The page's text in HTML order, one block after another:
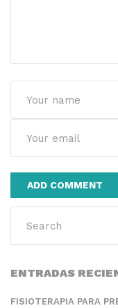
ENTRADAS
FISIOTERAPIA PARA